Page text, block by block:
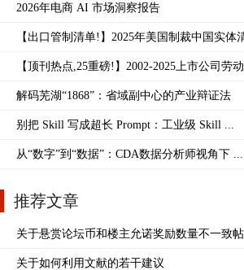
2026年电商 AI 市场洞察报告
【出口管制清单!】2025年美国制裁中国实体
【顶刊热点,25重磅!】2002-2025上市公司劳动
解码芜湖“1868”：省域副中心的产业辩证法
别把 Skill 写成超长 Prompt：工业级 Skill ...
从“数字”到“数据”：CDA数据分析师视角下 ...
推荐文章
关于悬赏论坛币和楼主允诺奖励数量不一致帖
关于如何利用文献的若干建议